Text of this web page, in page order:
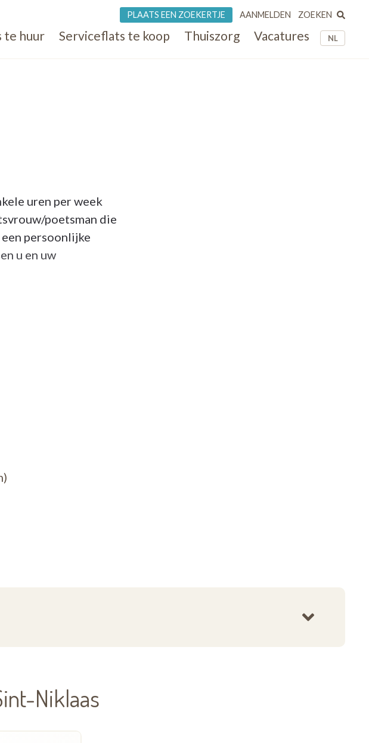
NL
te huur Serviceflats te koop Thuiszorg Vacatures
PLAATS EEN ZOEKERTJE AANMELDEN ZOEKEN
uren per week
poetsman die
persoonlijke
u en uw
zoals
bij je thuis
Niklaas